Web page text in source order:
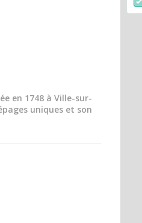
en 1748 à Ville-sur-
uniques et son